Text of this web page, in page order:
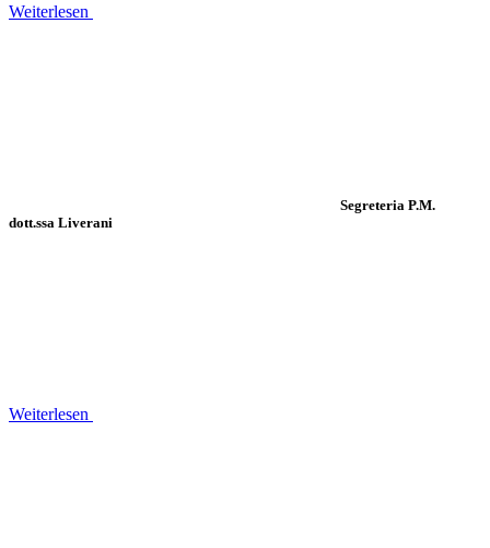
Weiterlesen
Segreteria P.M.
dott.ssa Liverani
Weiterlesen